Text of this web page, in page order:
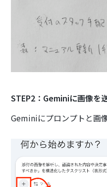
STEP2：Geminiに画像を
Geminiにプロンプトと画